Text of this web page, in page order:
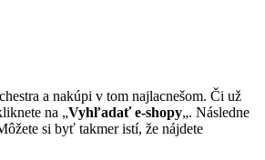
a nakúpi v tom najlacnešom. Či už
na „Vyhľadať e-shopy„. Následne
si byť takmer istí, že nájdete